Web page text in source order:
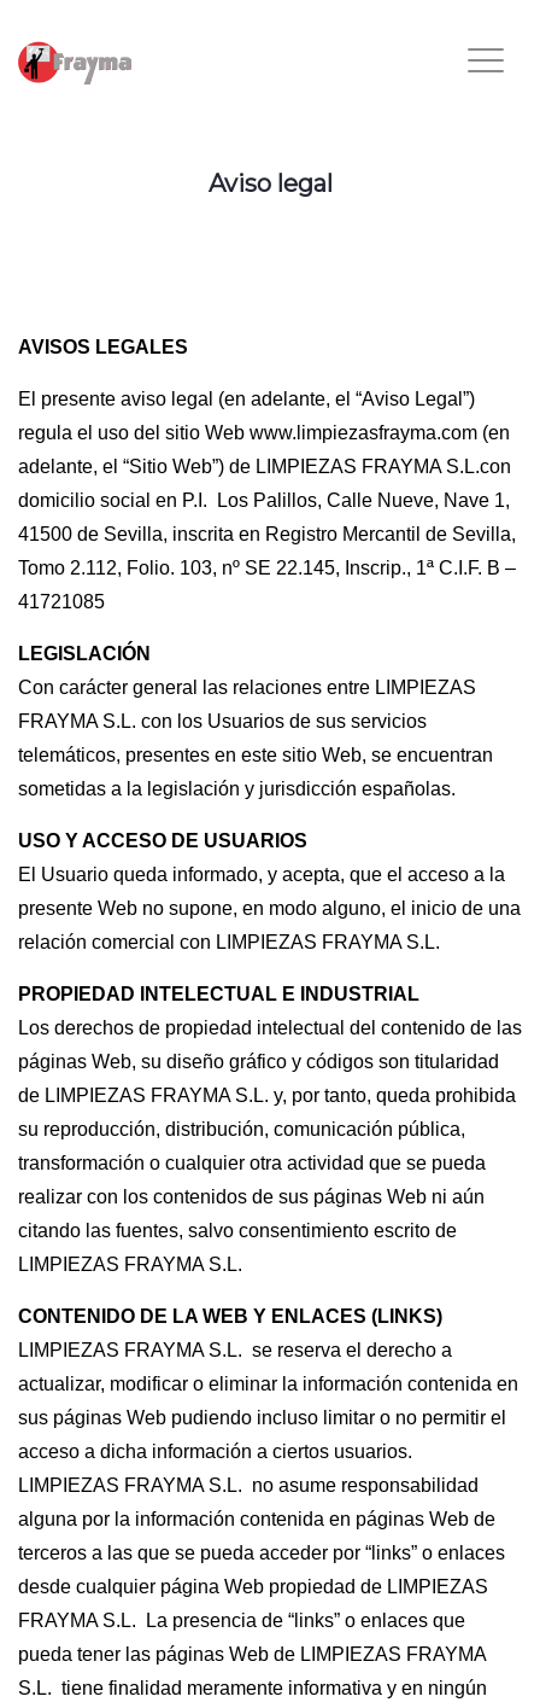
Aviso legal
AVISOS LEGALES
El presente aviso legal (en adelante, el “Aviso Legal”)
regula el uso del sitio Web www.limpiezasfrayma.com (en
adelante, el “Sitio Web”) de LIMPIEZAS FRAYMA S.L.con
domicilio social en P.I. Los Palillos, Calle Nueve, Nave 1,
41500 de Sevilla, inscrita en Registro Mercantil de Sevilla,
Tomo 2.112, Folio. 103, nº SE 22.145, Inscrip., 1ª C.I.F. B –
41721085
LEGISLACIÓN
Con carácter general las relaciones entre LIMPIEZAS
FRAYMA S.L. con los Usuarios de sus servicios
telemáticos, presentes en este sitio Web, se encuentran
sometidas a la legislación y jurisdicción españolas.
USO Y ACCESO DE USUARIOS
El Usuario queda informado, y acepta, que el acceso a la
presente Web no supone, en modo alguno, el inicio de una
relación comercial con LIMPIEZAS FRAYMA S.L.
PROPIEDAD INTELECTUAL E INDUSTRIAL
Los derechos de propiedad intelectual del contenido de las
páginas Web, su diseño gráfico y códigos son titularidad
de LIMPIEZAS FRAYMA S.L. y, por tanto, queda prohibida
su reproducción, distribución, comunicación pública,
transformación o cualquier otra actividad que se pueda
realizar con los contenidos de sus páginas Web ni aún
citando las fuentes, salvo consentimiento escrito de
LIMPIEZAS FRAYMA S.L.
CONTENIDO DE LA WEB Y ENLACES (LINKS)
LIMPIEZAS FRAYMA S.L. se reserva el derecho a
actualizar, modificar o eliminar la información contenida en
sus páginas Web pudiendo incluso limitar o no permitir el
acceso a dicha información a ciertos usuarios.
LIMPIEZAS FRAYMA S.L. no asume responsabilidad
alguna por la información contenida en páginas Web de
terceros a las que se pueda acceder por “links” o enlaces
desde cualquier página Web propiedad de LIMPIEZAS
FRAYMA S.L. La presencia de “links” o enlaces que
pueda tener las páginas Web de LIMPIEZAS FRAYMA
S.L. tiene finalidad meramente informativa y en ningún